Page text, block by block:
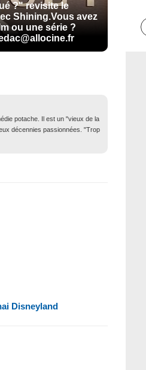
?" revisite le
Shining.Vous avez
ou une série ?
potache. Il est un "vieux de la
décennies passionnées. "Trop
Disneyland